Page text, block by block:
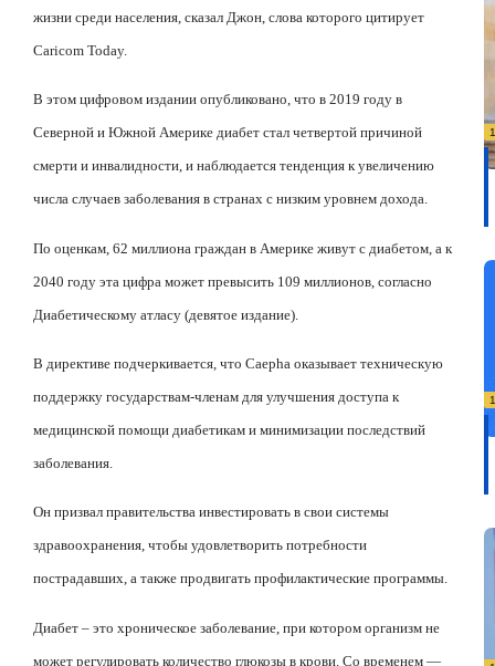
жизни среди населения, сказал Джон, слова которого цитирует
Caricom Today.
В этом цифровом издании опубликовано, что в 2019 году в
Северной и Южной Америке диабет стал четвертой причиной
смерти и инвалидности, и наблюдается тенденция к увеличению
числа случаев заболевания в странах с низким уровнем дохода.
По оценкам, 62 миллиона граждан в Америке живут с диабетом, а к
2040 году эта цифра может превысить 109 миллионов, согласно
Диабетическому атласу (девятое издание).
В директиве подчеркивается, что Caepha оказывает техническую
поддержку государствам-членам для улучшения доступа к
медицинской помощи диабетикам и минимизации последствий
заболевания.
Он призвал правительства инвестировать в свои системы
здравоохранения, чтобы удовлетворить потребности
пострадавших, а также продвигать профилактические программы.
Диабет – это хроническое заболевание, при котором организм не
может регулировать количество глюкозы в крови. Со временем —